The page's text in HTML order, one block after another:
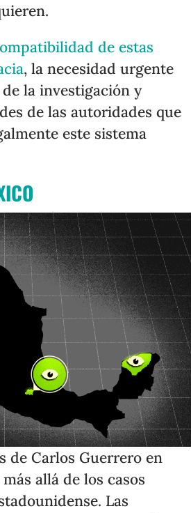
de estas
, la necesidad urgente
la investigación y
de las autoridades que
este sistema
de Carlos Guerrero en
allá de los casos
Las